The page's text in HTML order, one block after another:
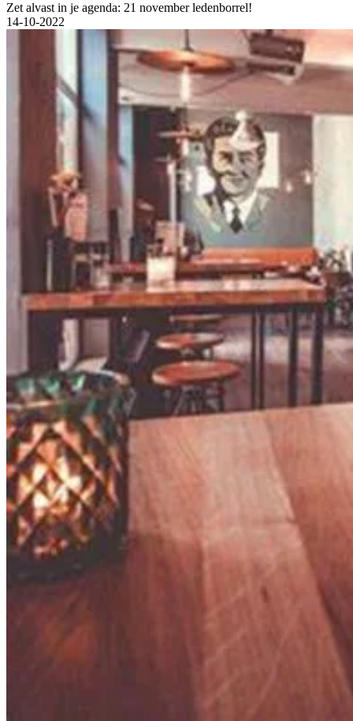
Zet alvast in je agenda: 21 november ledenborrel!
14-10-2022